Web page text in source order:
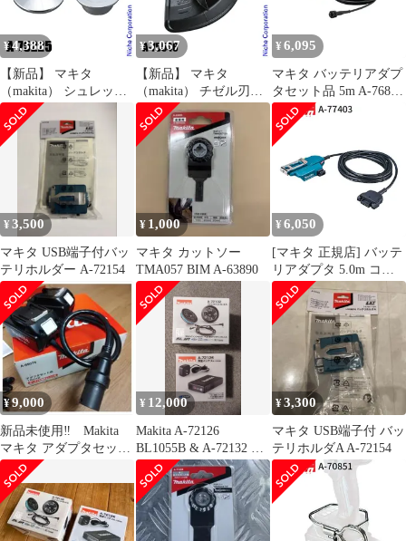
¥4,388
【新品】 マキタ
（makita） シュレッダ
ーブレード付属セット
品 A-75225 草刈機 刈払
機 刈払い機 アクセサリ
¥ 3,067
【新品】 マキタ
（makita） チゼル刃用
プロテクタ A-75546
¥ 6,095
マキタ バッテリアダプ
タセット品 5m A-76831
適用モデル：UP180D
¥3,500
マキタ USB端子付バッ
テリホルダー A-72154
¥ 1,000
マキタ カットソー
TMA057 BIM A-63890
¥ 6,050
[マキタ 正規店] バッテ
リアダプタ 5.0m コネ
クタ式 A-77403 makita
純正 パーツ 部品 正規
品 おすすめ 便利
¥9,000
新品未使用‼ Makita
マキタ アダプタセット
品 A-69076 18V×2
¥ 12,000
Makita A-72126
BL1055B & A-72132 セ
ット
¥3,300
マキタ USB端子付 バッ
テリホルダA A-72154